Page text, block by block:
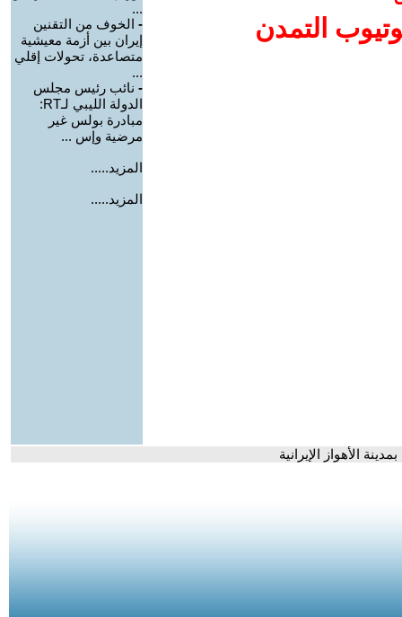
التمدن
...
- الخوف من التقنين
إيران بين أزمة معيشية
متصاعدة، تحولات إقلي
...
- نائب رئيس مجلس
الدولة الليبي لـRT:
مبادرة بولس غير
مرضية وإس ...
المزيد.....
المزيد.....
الأهواز الإيرانية